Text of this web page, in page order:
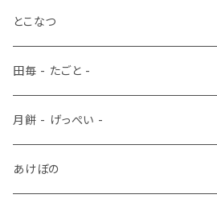
とこなつ
田毎 - たごと -
月餅 - げっぺい -
あけぼの